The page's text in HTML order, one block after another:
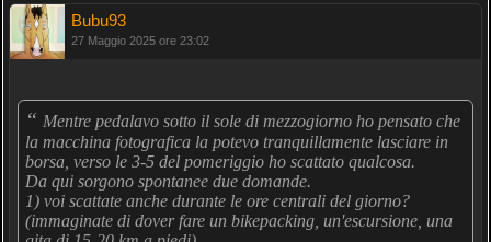
Bubu93
27 Maggio 2025 ore 23:02
“ Mentre pedalavo sotto il sole di mezzogiorno ho pensato che
la macchina fotografica la potevo tranquillamente lasciare in
borsa, verso le 3-5 del pomeriggio ho scattato qualcosa.
Da qui sorgono spontanee due domande.
1) voi scattate anche durante le ore centrali del giorno?
(immaginate di dover fare un bikepacking, un'escursione, una